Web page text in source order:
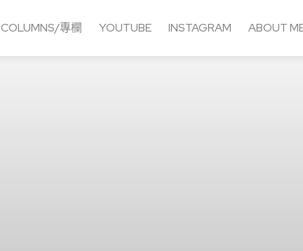
COLUMNS/專欄 YOUTUBE INSTAGRAM ABOUT